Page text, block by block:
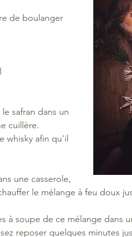
de boulanger
safran dans un
cuillère.
whisky afin qu'il
une casserole,
le mélange à feu doux
à soupe de ce mélange dans
reposer quelques minutes